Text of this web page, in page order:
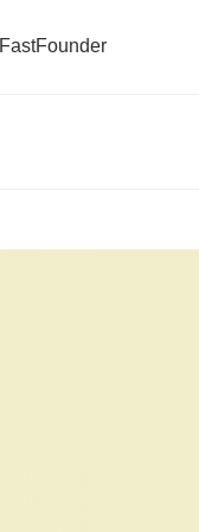
FastFounder